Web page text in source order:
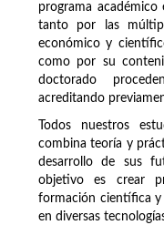
programa académico
tanto por las
económico y
como por su
doctorado
acreditando
Todos nuestros
combina teoría y
desarrollo de sus
objetivo es crear
formación científica y
en diversas